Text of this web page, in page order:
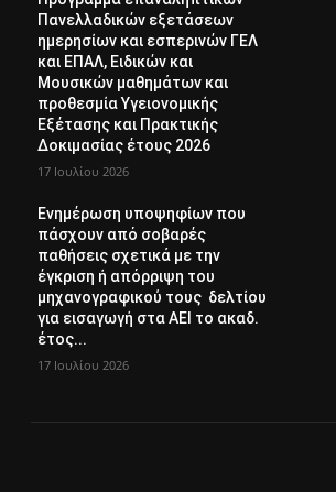
Πανελλαδικών εξετάσεων
ημερησίων και εσπερινών ΓΕΛ
και ΕΠΑΛ, Ειδικών και
Μουσικών μαθημάτων και
προθεσμία Υγειονομικής
Εξέτασης και Πρακτικής
Δοκιμασίας έτους 2026
17 Ιουλίου 2026
Ενημέρωση υποψηφίων που
πάσχουν από σοβαρές
παθήσεις σχετικά με την
έγκριση ή απόρριψη του
μηχανογραφικού τους δελτίου
για εισαγωγή στα ΑΕΙ το ακαδ.
έτος...
17 Ιουλίου 2026